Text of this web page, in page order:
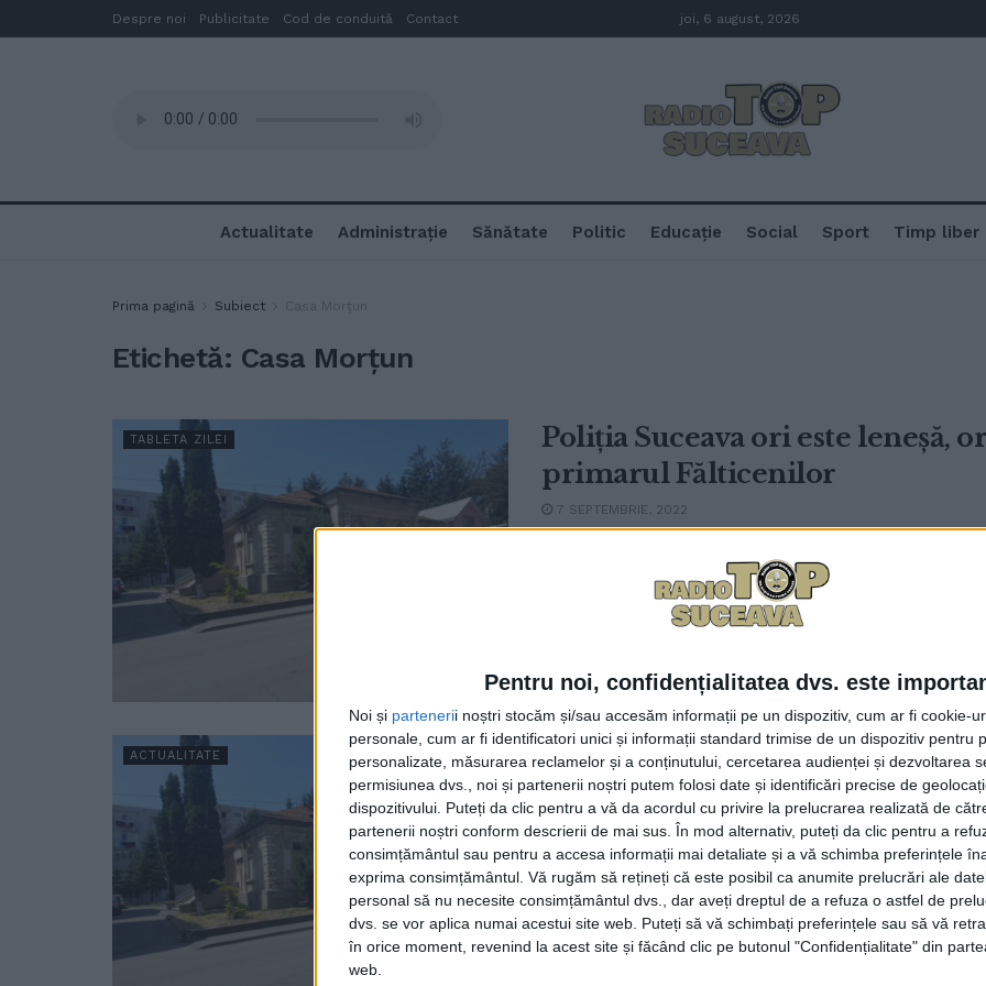
Pentru noi, confidențialitatea dvs. este
Noi și partenerii noștri stocăm și/sau accesăm informații pe un dispozitiv, cum ar fi cookie-
personale, cum ar fi identificatori unici și informații standard trimise de un dispozitiv pentru
personalizate, măsurarea reclamelor și a conținutului, cercetarea audienței și dezvoltarea
permisiunea dvs., noi și partenerii noștri putem folosi date și identificări precise de
dispozitivului. Puteți da clic pentru a vă da acordul cu privire la prelucrarea realizată de
partenerii noștri conform descrierii de mai sus. În mod alternativ, puteți da clic pentru a
consimțământul sau pentru a accesa informații mai detaliate și a vă schimba preferințele
exprima consimțământul. Vă rugăm să rețineți că este posibil ca anumite prelucrări ale
personal să nu necesite consimțământul dvs., dar aveți dreptul de a refuza o astfel de
dvs. se vor aplica numai acestui site web. Puteți să vă schimbați preferințele sau să vă
în orice moment, revenind la acest site și făcând clic pe butonul "Confidențialitate" din
web.
Despre noi Publicitate Cod de conduită Contact joi, 6 august, 2026
Actualitate Administrație Sănătate Politic Educație Social Sport Timp liber
Prima pagină Subiect Casa Morțun
Etichetă: Casa Morțun
TABLETA ZILEI
Poliția Suceava ori este leneșă,
primarul Fălticenilor
7 SEPTEMBRIE, 2022
La intervenția cetățeanului Ioan Ilișescu, Casa
totalitate. La intervenția prefectului ...
ACTUALITATE
După ce s-a apucat să distrugă
Primăria Fălticeni a fost pusă
construcțiile care ar putea fi
Demolarea a fost sistată, iar
ancheteze cazul
Primăria Fălticeni va inventaria toate clădirile din